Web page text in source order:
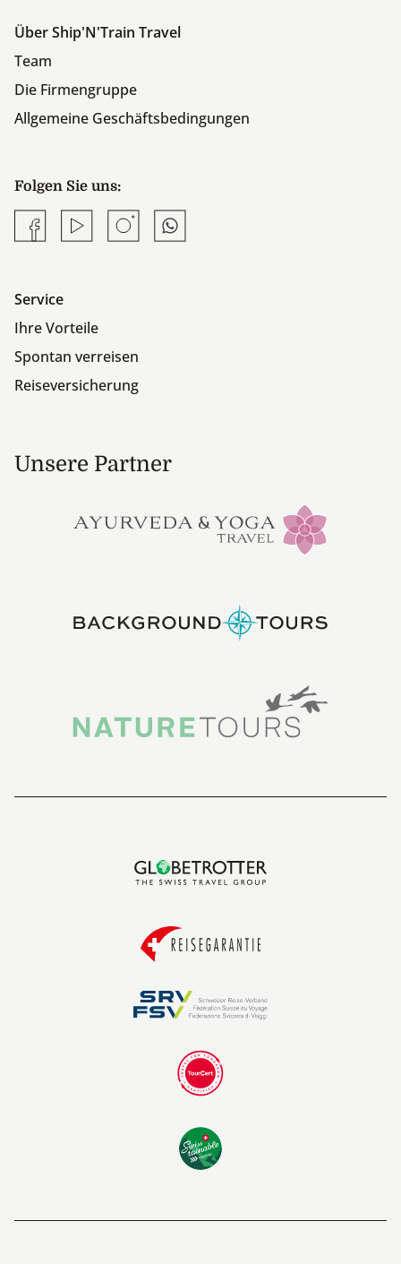
Über Ship'N'Train Travel
Team
Die Firmengruppe
Allgemeine Geschäftsbedingungen
Folgen Sie uns:
FacebookYouTubeInstagramWhatsapp
Service
Ihre Vorteile
Spontan verreisen
Reiseversicherung
Unsere Partner